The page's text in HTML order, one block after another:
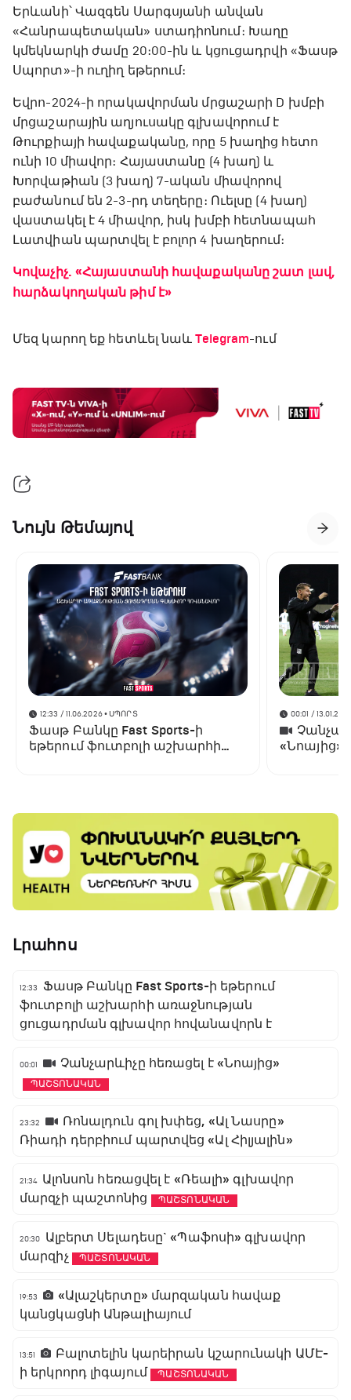
Երևանի՝ Վազգեն Սարգսյանի անվան
«Հանրապետական» ստադիոնում։ Խաղը
կմեկնարկի ժամը 20։00-ին և կցուցադրվի «Ֆասթ
Սպորտ»-ի ուղիղ եթերում։
Եվրո-2024-ի որակավորման մրցաշարի D խմբի
մրցաշարային աղյուսակը գլխավորում է
Թուրքիայի հավաքականը, որը 5 խաղից հետո
ունի 10 միավոր։ Հայաստանը (4 խաղ) և
Խորվաթիան (3 խաղ) 7-ական միավորով
բաժանում են 2-3-րդ տեղերը։ Ուելսը (4 խաղ)
վաստակել է 4 միավոր, իսկ խմբի հետնապահ
Լատվիան պարտվել է բոլոր 4 խաղերում։
Կովաչիչ. «Հայաստանի հավաքականը շատ լավ,
հարձակողական թիմ է»
Մեզ կարող եք հետևել նաև Telegram-ում
Նույն Թեմայով
12:33 / 11.06.2026• ՍՊՈՐՏ
Ֆասթ Բանկը Fast Sports-ի
եթերում ֆուտբոլի աշխարհի
00:01 /
«Նոայից»
Լրահոս
12:33
Ֆասթ Բանկը Fast Sports-ի եթերում
ֆուտբոլի աշխարհի առաջնության
ցուցադրման գլխավոր հովանավորն է
00:01 Չանչարևիչը հեռացել է «Նոայից»
ՊԱՇՏՈՆԱԿԱՆ
23:32
Ռոնալդուն գոլ խփեց, «Ալ Նասրը»
Ռիադի դերբիում պարտվեց «Ալ Հիլյալին»
21:34 Ալոնսոն հեռացվել է «Ռեալի» գլխավոր
մարզչի պաշտոնից
ՊԱՇՏՈՆԱԿԱՆ
20:30
Ալբերտ Սելադեսը` «Պաֆոսի» գլխավոր
մարզիչ
ՊԱՇՏՈՆԱԿԱՆ
19:53
«Ալաշկերտը» մարզական հավաք
կանցկացնի Անթալիայում
13:51
Բալոտելին կարեիրան կշարունակի ԱՄԷ-
ի երկրորդ լիգայում
ՊԱՇՏՈՆԱԿԱՆ